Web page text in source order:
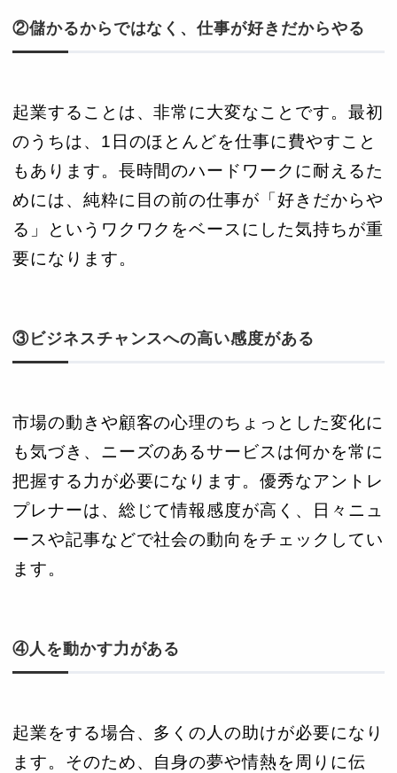
②儲かるからではなく、仕事が好きだからやる
起業することは、非常に大変なことです。最初
のうちは、1日のほとんどを仕事に費やすこと
もあります。長時間のハードワークに耐えるた
めには、純粋に目の前の仕事が「好きだからや
る」というワクワクをベースにした気持ちが重
要になります。
③ビジネスチャンスへの高い感度がある
市場の動きや顧客の心理のちょっとした変化に
も気づき、ニーズのあるサービスは何かを常に
把握する力が必要になります。優秀なアントレ
プレナーは、総じて情報感度が高く、日々ニュ
ースや記事などで社会の動向をチェックしてい
ます。
④人を動かす力がある
起業をする場合、多くの人の助けが必要になり
ます。そのため、自身の夢や情熱を周りに伝